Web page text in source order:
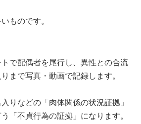
ものです。
で配偶者を尾行し、異性との合流
まで写真・動画で記録します。
りなどの「肉体関係の状況証拠」
「不貞行為の証拠」になります。